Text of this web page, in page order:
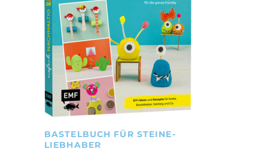
BASTELBUCH FÜR STEINE-
LIEBHABER